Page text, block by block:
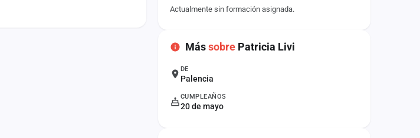
Actualmente sin formación asignada.
Mássobre Patricia Livi
DE
Palencia
CUMPLEAÑOS
20 de mayo